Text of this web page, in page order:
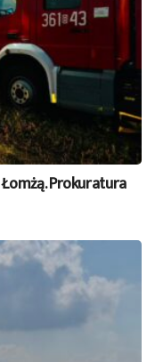
Prokuratura